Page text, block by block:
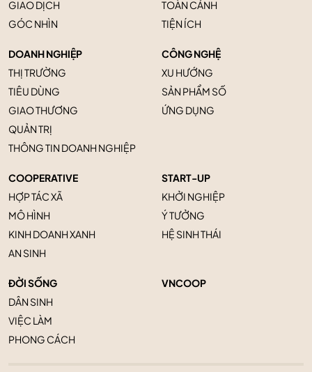
GIAO DỊCH
GÓC NHÌN
TOÀN CẢNH
TIỆN ÍCH
DOANH NGHIỆP
THỊ TRƯỜNG
TIÊU DÙNG
GIAO THƯƠNG
QUẢN TRỊ
THÔNG TIN DOANH NGHIỆP
CÔNG NGHỆ
XU HƯỚNG
SẢN PHẨM SỐ
ỨNG DỤNG
COOPERATIVE
HỢP TÁC XÃ
MÔ HÌNH
KINH DOANH XANH
AN SINH
START-UP
KHỞI NGHIỆP
Ý TƯỞNG
HỆ SINH THÁI
ĐỜI SỐNG
DÂN SINH
VIỆC LÀM
PHONG CÁCH
VNCOOP